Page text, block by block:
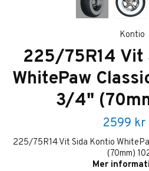
Kontio
225/75R14 Vit
WhitePaw
3/4"
2599 kr
225/75R14 Vit Sida Kontio
(70mm)
Mer